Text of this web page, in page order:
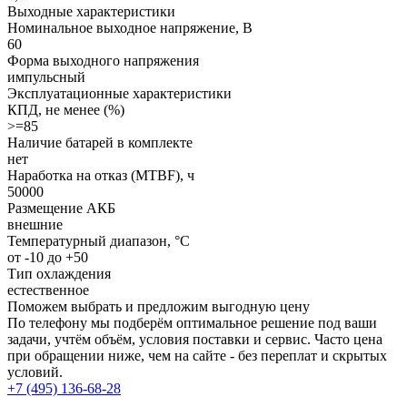
Выходные характеристики
Номинальное выходное напряжение, В
60
Форма выходного напряжения
импульсный
Эксплуатационные характеристики
КПД, не менее (%)
>=85
Наличие батарей в комплекте
нет
Наработка на отказ (MTBF), ч
50000
Размещение АКБ
внешние
Температурный диапазон, °C
от -10 до +50
Тип охлаждения
естественное
Поможем выбрать и предложим выгодную цену
По телефону мы подберём оптимальное решение под ваши
задачи, учтём объём, условия поставки и сервис. Часто цена
при обращении ниже, чем на сайте - без переплат и скрытых
условий.
+7 (495) 136-68-28